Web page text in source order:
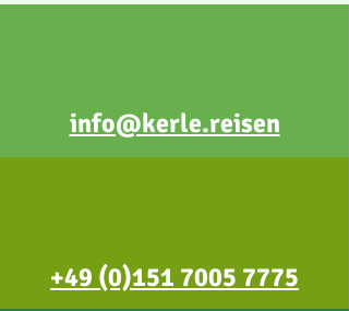
info@kerle.reisen
+49 (0)151 7005 7775